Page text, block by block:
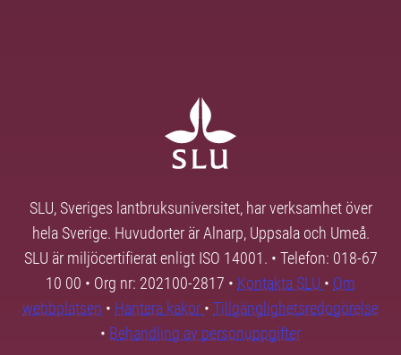
SLU, Sveriges lantbruksuniversitet, har verksamhet över
hela Sverige. Huvudorter är Alnarp, Uppsala och Umeå.
SLU är miljöcertifierat enligt ISO 14001. • Telefon: 018-67
10 00 • Org nr: 202100-2817 • Kontakta SLU • Om
webbplatsen • Hantera kakor • Tillgänglighetsredogörelse
• Behandling av personuppgifter